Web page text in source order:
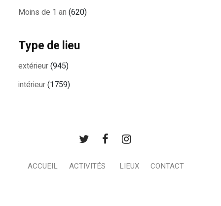
Moins de 1 an (620)
Type de lieu
extérieur(945)
intérieur(1759)
ACCUEIL ACTIVITÉS LIEUX CONTACT